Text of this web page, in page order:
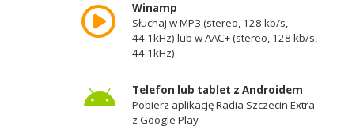
Winamp
Słuchaj w MP3 (stereo, 128 kb/s,
44.1kHz) lub w AAC+ (stereo, 128 kb/s,
44.1kHz)
Telefon lub tablet z Androidem
Pobierz aplikację Radia Szczecin Extra
z Google Play